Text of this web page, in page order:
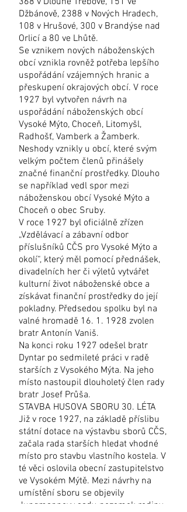
Džbánově, 2388 v Nových Hradech,
108 v Hrušové, 300 v Brandýse nad
Orlicí a 80 ve Lhůtě.
Se vznikem nových náboženských
obcí vznikla rovněž potřeba lepšího
uspořádání vzájemných hranic a
přeskupení okrajových obcí. V roce
1927 byl vytvořen návrh na
uspořádání náboženských obcí
Vysoké Mýto, Choceň, Litomyšl,
Radhošť, Vamberk a Žamberk.
Neshody vznikly u obcí, které svým
velkým počtem členů přinášely
značné finanční prostředky. Dlouho
se například vedl spor mezi
náboženskou obcí Vysoké Mýto a
Choceň o obec Sruby.
V roce 1927 byl oficiálně zřízen
„Vzdělávací a zábavní odbor
příslušníků CČS pro Vysoké Mýto a
okolí“, který měl pomocí přednášek,
divadelních her či výletů vytvářet
kulturní život náboženské obce a
získávat finanční prostředky do její
pokladny. Předsedou spolku byl na
valné hromadě 16. 1. 1928 zvolen
bratr Antonín Vaniš.
Na konci roku 1927 odešel bratr
Dyntar po sedmileté práci v radě
starších z Vysokého Mýta. Na jeho
místo nastoupil dlouholetý člen rady
bratr Josef Průša.
STAVBA HUSOVA SBORU 30. LÉTA
Již v roce 1927, na základě příslibu
státní dotace na výstavbu sborů CČS,
začala rada starších hledat vhodné
místo pro stavbu vlastního kostela. V
té věci oslovila obecní zastupitelstvo
ve Vysokém Mýtě. Mezi návrhy na
umístění sboru se objevily
Jungmannovy sady, pozemek rodiny